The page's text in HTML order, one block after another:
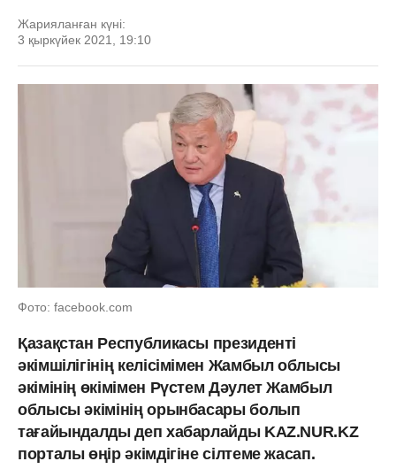
Жарияланған күні:
3 қыркүйек 2021, 19:10
Фото: facebook.com
Қазақстан Республикасы президенті
әкімшілігінің келісімімен Жамбыл облысы
әкімінің өкімімен Рүстем Дәулет Жамбыл
облысы әкімінің орынбасары болып
тағайындалды деп хабарлайды KAZ.NUR.KZ
порталы өңір әкімдігіне сілтеме жасап.